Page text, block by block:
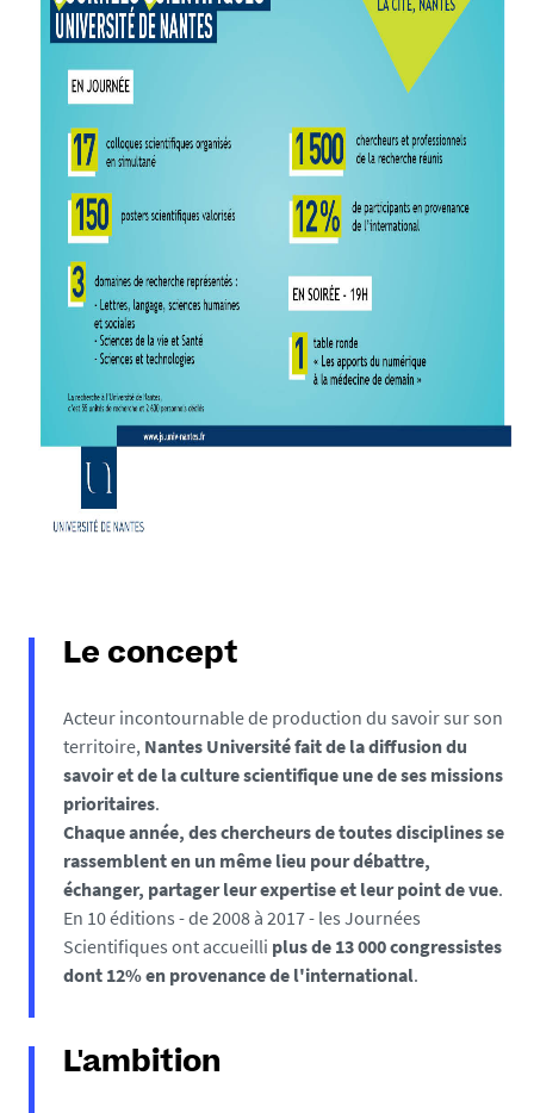
Le concept
Acteur incontournable de production du savoir sur son
territoire, Nantes Université fait de la diffusion du
savoir et de la culture scientifique une de ses missions
prioritaires.
Chaque année, des chercheurs de toutes disciplines se
rassemblent en un même lieu pour débattre,
échanger, partager leur expertise et leur point de vue.
En 10 éditions - de 2008 à 2017 - les Journées
Scientifiques ont accueilli plus de 13 000 congressistes
dont 12% en provenance de l'international.
L'ambition